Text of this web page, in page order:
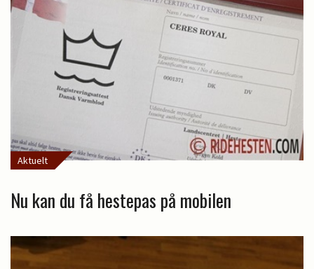
Aktuelt
Nu kan du få hestepas på mobilen